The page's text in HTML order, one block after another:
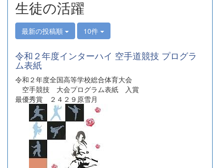
生徒の活躍
最新の投稿順 10件
令和２年度インターハイ 空手道競技 プログラ
ム表紙
令和２年度全国高等学校総合体育大会
空手競技 大会プログラム表紙 入賞
最優秀賞 ２４２９原雪月